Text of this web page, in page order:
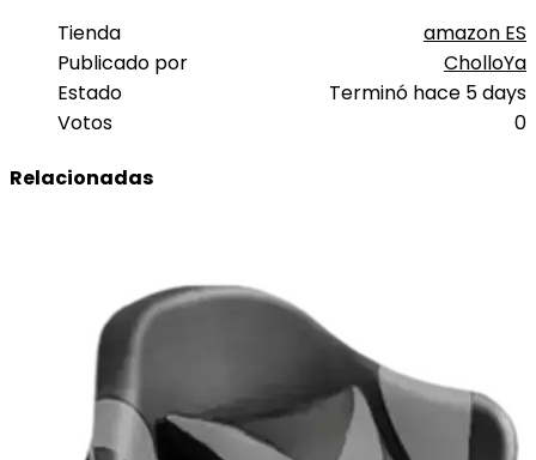
Tienda
amazon ES
Publicado por
CholloYa
Estado
Terminó hace 5 days
Votos
0
Relacionadas